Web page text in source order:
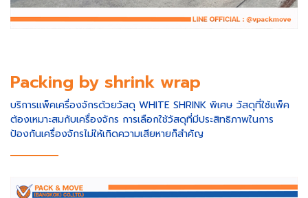
Packing by shrink wrap
บริการแพ็คเครื่องจักรด้วยวัสดุ WHITE SHRINK พิเศษ วัสดุที่ใช้แพ็ค
ต้องเหมาะสมกับเครื่องจักร การเลือกใช้วัสดุที่มีประสิทธิภาพในการ
ป้องกันเครื่องจักรไม่ให้เกิดความเสียหายก็สำคัญ